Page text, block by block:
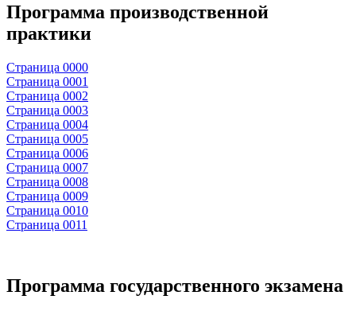
Программа производственной
практики
Страница 0000
Страница 0001
Страница 0002
Страница 0003
Страница 0004
Страница 0005
Страница 0006
Страница 0007
Страница 0008
Страница 0009
Страница 0010
Страница 0011
Программа государственного экзамена